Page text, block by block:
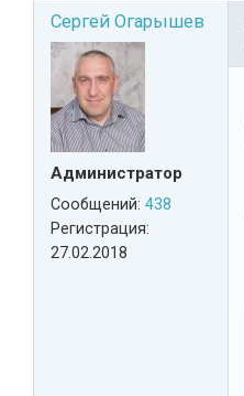
Сергей Огарышев
Администратор
Сообщений: 438
Регистрация:
27.02.2018